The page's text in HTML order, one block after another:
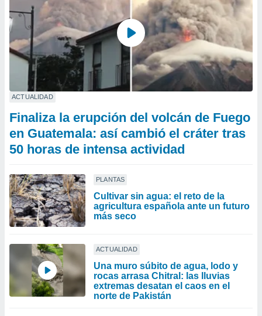
ACTUALIDAD
Finaliza la erupción del volcán de Fuego
en Guatemala: así cambió el cráter tras
50 horas de intensa actividad
PLANTAS
Cultivar sin agua: el reto de la
agricultura española ante un futuro
más seco
ACTUALIDAD
Una muro súbito de agua, lodo y
rocas arrasa Chitral: las lluvias
extremas desatan el caos en el
norte de Pakistán